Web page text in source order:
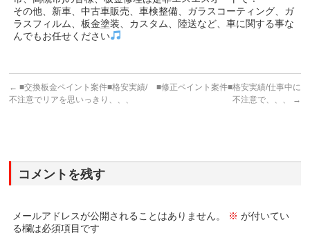
その他、新車、中古車販売、車検整備、ガラスコーティング、ガ
ラスフィルム、板金塗装、カスタム、陸送など、車に関する事な
んでもお任せください
← ■交換板金ペイント案件■格安実績/
不注意でリアを思いっきり、、、
■修正ペイント案件■格安実績/仕事中に
不注意で、、、
→
コメントを残す
メールアドレスが公開されることはありません。 ※ が付いてい
る欄は必須項目です